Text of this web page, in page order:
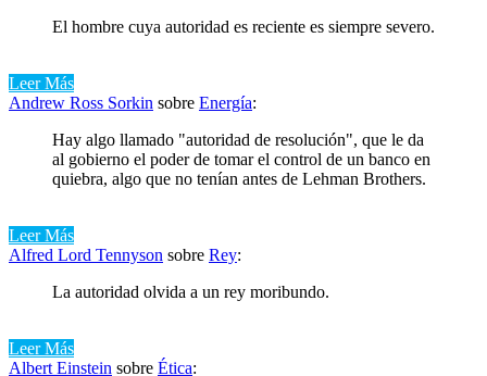
El hombre cuya autoridad es reciente es siempre severo.
Leer Más
Andrew Ross Sorkin sobre Energía:
Hay algo llamado "autoridad de resolución", que le da
al gobierno el poder de tomar el control de un banco en
quiebra, algo que no tenían antes de Lehman Brothers.
Leer Más
Alfred Lord Tennyson sobre Rey:
La autoridad olvida a un rey moribundo.
Leer Más
Albert Einstein sobre Ética: